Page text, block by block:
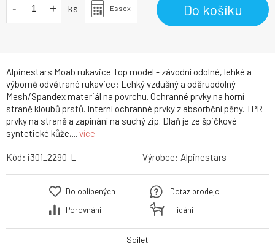
Alpinestars Moab rukavice Top model - závodní odolné, lehké a
výborně odvětrané rukavice: Lehký vzdušný a oděruodolný
Mesh/Spandex materiál na povrchu. Ochranné prvky na horní
straně kloubů prstů. Interní ochranné prvky z absorbční pěny. TPR
prvky na straně a zapínání na suchý zip. Dlaň je ze špičkové
syntetické kůže,... více
- + ks Essox Do košíku
Kód: i301_2290-L Výrobce: Alpinestars
Do oblíbených
Porovnání
Dotaz prodejci
Hlídání
Sdílet